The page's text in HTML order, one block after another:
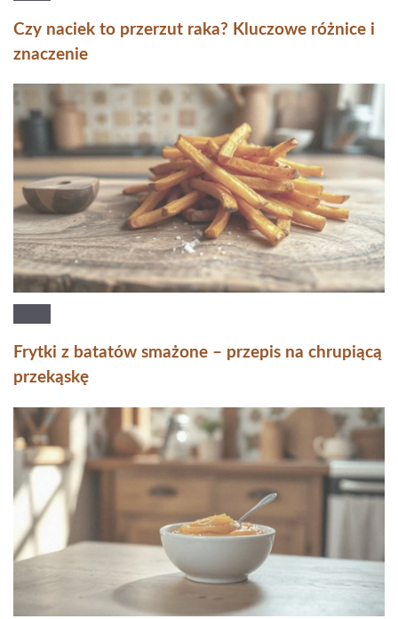
Czy naciek to przerzut raka? Kluczowe różnice i
znaczenie
Frytki z batatów smażone – przepis na chrupiącą
przekąskę